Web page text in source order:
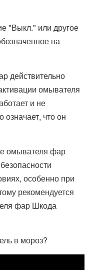
"Выкл." или другое
на
действительно
омывателя
и не
означает, что он
омывателя фар
особенно при
рекомендуется
фар Шкода
в мороз?